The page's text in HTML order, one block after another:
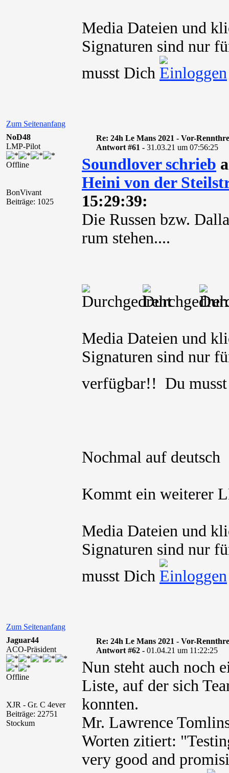
Media Dateien und
Signaturen sind nur
musst Dich
Zum Seitenanfang
NoD48
LMP-Pilot
Offline
BonVivant
Beiträge: 1025
Re: 24h Le Mans 2021 - Vor-
Antwort #61 - 31.03.21 um 07:56:25
Soundlover schrieb
Heini von der
15:29:39:
Die Russen bzw.
rum stehen....
Media Dateien und
Signaturen sind nur
verfügbar!! Du
Nochmal auf deutsch
Kommt ein weiterer
Media Dateien und
Signaturen sind nur
musst Dich
Zum Seitenanfang
Jaguar44
ACO-Präsident
Offline
XJR - Gr. C 4ever
Beiträge: 22751
Stockum
Re: 24h Le Mans 2021 - Vor-
Antwort #62 - 01.04.21 um 11:22:25
Nun steht auch noch
Liste, auf der sich
konnten.
Mr. Lawrence
Worten zitiert:
very good and